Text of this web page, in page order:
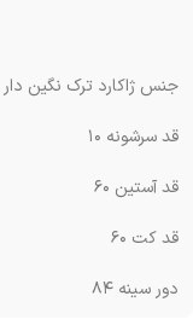
جنس ژاکارد ترک نگین دار
قد سرشونه ۱۰
قد آستین ۶۰
قد کت ۶۰
دور سینه ۸۴